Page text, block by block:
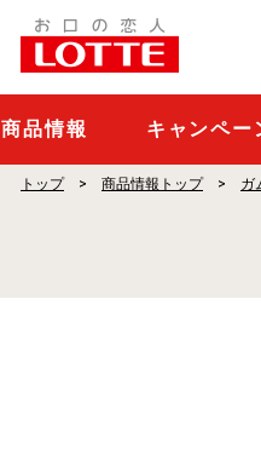
商品情報 キャンペー
トップ 商品情報トップ ガ